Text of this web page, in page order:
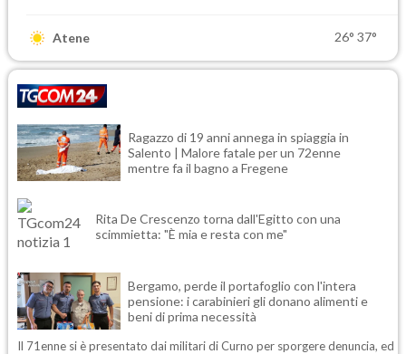
Atene 26° 37°
Ragazzo di 19 anni annega in spiaggia in
Salento | Malore fatale per un 72enne
mentre fa il bagno a Fregene
Rita De Crescenzo torna dall'Egitto con una
scimmietta: "È mia e resta con me"
Bergamo, perde il portafoglio con l'intera
pensione: i carabinieri gli donano alimenti e
beni di prima necessità
Il 71enne si è presentato dai militari di Curno per sporgere denuncia, ed